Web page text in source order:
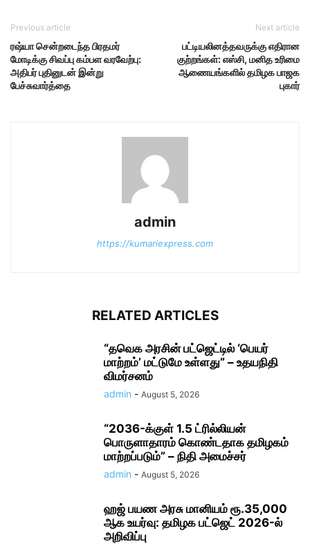
Previous article
ரஷ்யா சென்றடைந்த பிரதமர்
மோடிக்கு சிவப்பு கம்பள வரவேற்பு:
அதிபர் புதினுடன் இன்று
பேச்சுவார்த்தை
Next article
பட்டியலினத்தவருக்கு எதிரான
குற்றங்கள்: எஸ்சி, மனித உரிமை
ஆணையங்களில் தமிழக பாஜக
புகார்
admin
https://kumariexpress.com
RELATED ARTICLES
“தவெக அரசின் பட்ஜெட்டில் ‘பெயர்
மாற்றம்’ மட்டுமே உள்ளது” – உதயநிதி
விமர்சனம்
admin - August 5, 2026
“2036-க்குள் 1.5 ட்ரில்லியன்
பொருளாதாரம் கொண்டதாக தமிழகம்
மாற்றப்படும்” – நிதி அமைச்சர்
admin - August 5, 2026
ஹஜ் பயண அரசு மானியம் ரூ.35,000
ஆக உயர்வு: தமிழக பட்ஜெட் 2026-ல்
அறிவிப்பு